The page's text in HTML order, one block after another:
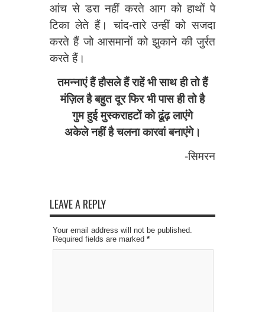
आंच से डरा नहीं करते आग को हाथों पे
टिका लेते हैं। चांद-तारे उन्हीं को सजदा
करते हैं जो आसमानों को झुकाने की जुर्रत
करते हैं।
तमन्नाएं हैं हौसले हैं राहें भी साथ ही तो हैं
मंज़िल है बहुत दूर फिर भी पास ही तो है
गुम हुई मुस्कराहटों को ढूंढ़ लाएंगे
अकेले नहीं है चलना कारवां बनाएंगे।
-सिमरन
LEAVE A REPLY
Your email address will not be published.
Required fields are marked *